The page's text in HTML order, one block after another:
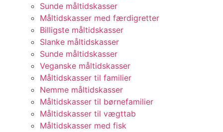
Sunde måltidskasser
Måltidskasser med færdigretter
Billigste måltidskasser
Slanke måltidskasser
Sunde måltidskasser
Veganske måltidskasser
Måltidskasser til familier
Nemme måltidskasser
Måltidskasser til børnefamilier
Måltidskasser til vægttab
Måltidskasser med fisk